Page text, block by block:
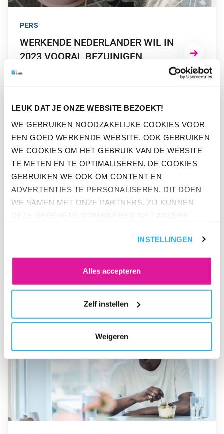
LEUK DAT JE ONZE WEBSITE BEZOEKT!
WE GEBRUIKEN NOODZAKELIJKE COOKIES VOOR
EEN GOED WERKENDE WEBSITE. OOK GEBRUIKEN
WE COOKIES OM HET GEBRUIK VAN DE WEBSITE
TE METEN EN TE OPTIMALISEREN. DE COOKIES
GEBRUIKEN WE OOK OM CONTENT EN
ADVERTENTIES TE PERSONALISEREN. DIT DOEN
WE SAMEN MET ONZE PARTNERS. ZIJ KUNNEN
ACCEPTEREN' ALS JE INSTEMT MET ALLE
NOODZAKELIJKE COOKIES WILT. ONDER 'ZELF
ALTIJD JE TOESTEMMING VOOR DE COOKIES
INSTELLINGEN
Alles accepteren
Zelf instellen
Weigeren
WERKENDE NEDERLANDER WIL IN
2023 VOORAL BEZUINIGEN
PERS
GA NAAR “ONDANKS PANDEMIEPERIKELEN ZIJN
ONDANKS PANDEMIEPERIKELEN
GA NAAR “EERLIJKE COLLEGA’S BELANGRIJK VOOR